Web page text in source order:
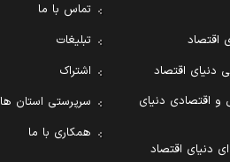
اقتصاد
دنیای اقتصاد
اقتصادی دنیای
دنیای اقتصاد
تماس با ما
تبلیغات
اشتراک
سرپرستی استان ها
همکاری با ما